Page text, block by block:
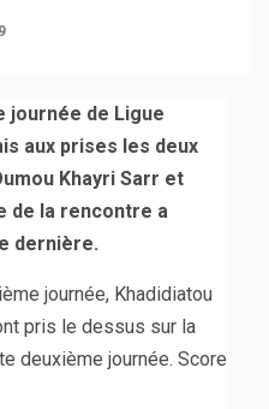
journée de Ligue
aux prises les deux
Khayri Sarr et
de la rencontre a
dernière.
journée, Khadidiatou
pris le dessus sur la
deuxième journée. Score